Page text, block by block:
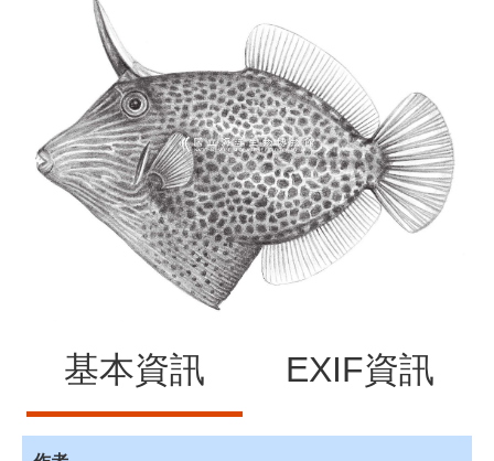
基本資訊 EXIF資訊